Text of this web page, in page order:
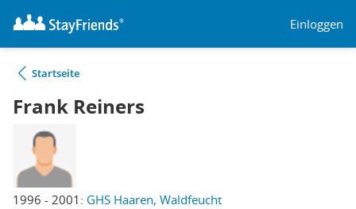
Einloggen
Startseite
Frank Reiners
1996 - 2001: GHS Haaren, Waldfeucht